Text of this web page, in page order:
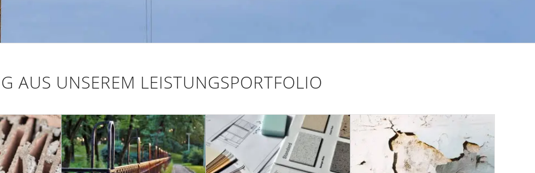
AUS UNSEREM LEISTUNGSPORTFOLIO